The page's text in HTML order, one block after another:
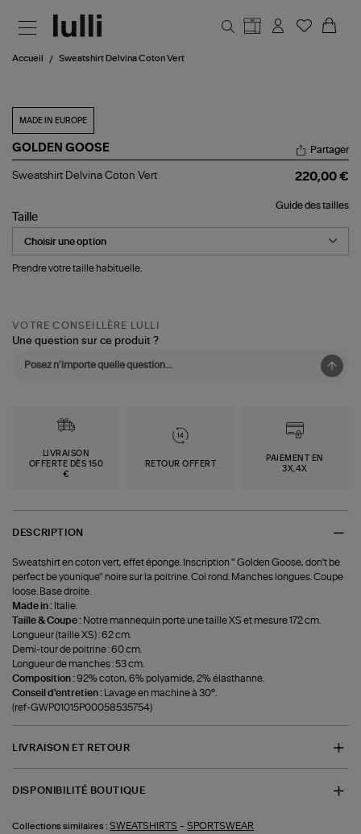
Accueil Sweatshirt Delvina Coton Vert
MADE IN EUROPE
GOLDEN GOOSE
Sweatshirt
Vert
Partager
Sweatshirt Delvina Coton Vert 220,00 €
Guide des tailles
Taille
Prendre votre taille habituelle.
VOTRE CONSEILLÈRE LULLI
Une question sur ce produit ?
LIVRAISON
OFFERTE DÈS 150
€
RETOUR OFFERT
PAIEMENT EN
3X,4X
DESCRIPTION
Sweatshirt en coton vert, effet éponge. Inscription " Golden Goose, don't be
perfect be younique" noire sur la poitrine. Col rond. Manches longues. Coupe
loose. Base droite.
Made in : Italie.
Taille & Coupe : Notre mannequin porte une taille XS et mesure 172 cm.
Longueur (taille XS) : 62 cm.
Demi-tour de poitrine : 60 cm.
Longueur de manches : 53 cm.
Composition : 92% coton, 6% polyamide, 2% élasthanne.
Conseil d'entretien :
Lavage en machine à 30°.
(ref-GWP01015P00058535754)
LIVRAISON ET RETOUR
DISPONIBILITÉ BOUTIQUE
Collections similaires : SWEATSHIRTS -SPORTSWEAR